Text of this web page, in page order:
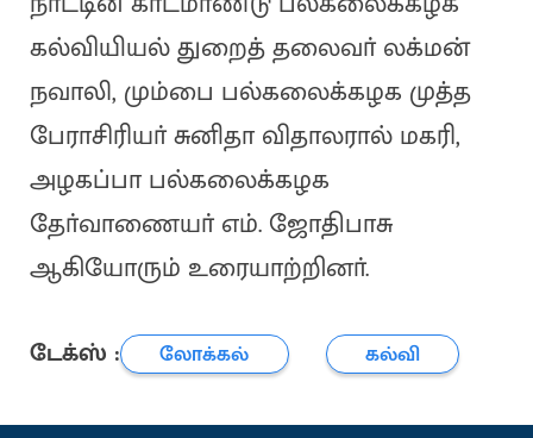
கல்வியியல் துறைத் தலைவா் லக்மன்
நவாலி, மும்பை பல்கலைக்கழக முத்த
பேராசிரியா் சுனிதா விதாலரால் மகரி,
அழகப்பா பல்கலைக்கழக
தோ்வாணையா் எம். ஜோதிபாசு
ஆகியோரும் உரையாற்றினா்.
டேக்ஸ் : லோக்கல் கல்வி